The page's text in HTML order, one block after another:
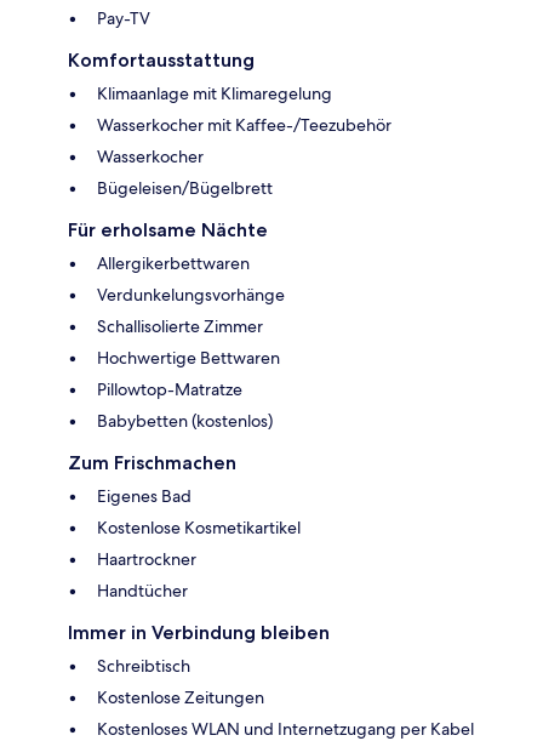
Pay-TV
Komfortausstattung
Klimaanlage mit Klimaregelung
Wasserkocher mit Kaffee-/Teezubehör
Wasserkocher
Bügeleisen/Bügelbrett
Für erholsame Nächte
Allergikerbettwaren
Verdunkelungsvorhänge
Schallisolierte Zimmer
Hochwertige Bettwaren
Pillowtop-Matratze
Babybetten (kostenlos)
Zum Frischmachen
Eigenes Bad
Kostenlose Kosmetikartikel
Haartrockner
Handtücher
Immer in Verbindung bleiben
Schreibtisch
Kostenlose Zeitungen
Kostenloses WLAN und Internetzugang per Kabel